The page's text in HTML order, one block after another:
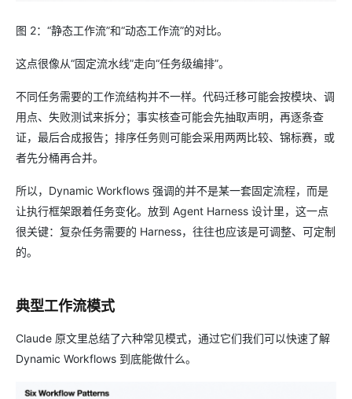
图 2：“静态工作流”和“动态工作流”的对比。
这点很像从“固定流水线”走向“任务级编排”。
不同任务需要的工作流结构并不一样。代码迁移可能会按模块、调
用点、失败测试来拆分；事实核查可能会先抽取声明，再逐条查
证，最后合成报告；排序任务则可能会采用两两比较、锦标赛，或
者先分桶再合并。
所以，Dynamic Workflows 强调的并不是某一套固定流程，而是
让执行框架跟着任务变化。放到 Agent Harness 设计里，这一点
很关键：复杂任务需要的 Harness，往往也应该是可调整、可定制
的。
典型工作流模式
Claude 原文里总结了六种常见模式，通过它们我们可以快速了解
Dynamic Workflows 到底能做什么。